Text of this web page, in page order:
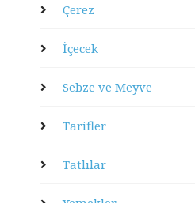
Çerez
İçecek
Sebze ve Meyve
Tarifler
Tatlılar